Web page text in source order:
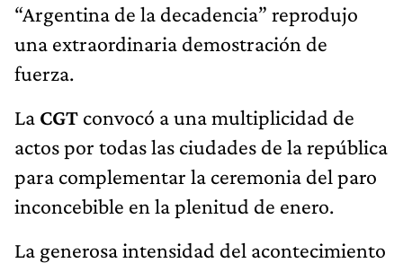
“Argentina de la decadencia” reprodujo
una extraordinaria demostración de
fuerza.
La CGT convocó a una multiplicidad de
actos por todas las ciudades de la república
para complementar la ceremonia del paro
inconcebible en la plenitud de enero.
La generosa intensidad del acontecimiento